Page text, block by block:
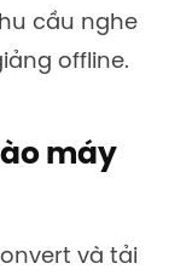
cầu nghe
offline.
máy
và tải